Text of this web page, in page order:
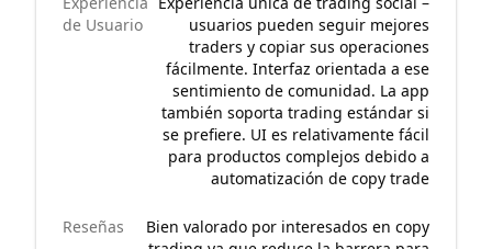
de Usuario
usuarios pueden seguir mejores
traders y copiar sus operaciones
fácilmente. Interfaz orientada a ese
sentimiento de comunidad. La app
también soporta trading estándar si
se prefiere. UI es relativamente fácil
para productos complejos debido a
automatización de copy trade
Reseñas
Bien valorado por interesados en copy